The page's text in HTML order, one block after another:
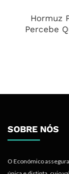
Hormuz
Percebe
SOBRE NÓS
O Económico